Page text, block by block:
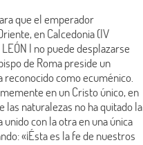
que el emperador
en Calcedonia (IV
I no puede desplazarse
de Roma preside un
reconocido como ecuménico.
en un Cristo único, en
las naturalezas no ha quitado la
con la otra en una única
«¡Ésta es la fe de nuestros